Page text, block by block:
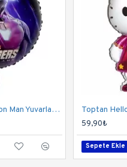
Toptan Avengers İron Man Yuvarlak Folyo Balon
59,90₺
Sepete Ekle